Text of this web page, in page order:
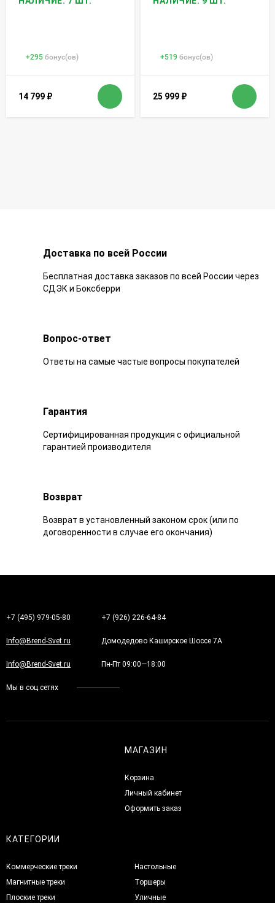
+295 бонус(ов)
14 799 ₽
+519 бонус(ов)
25 999 ₽
Доставка по всей России
Бесплатная доставка заказов по всей России через
СДЭК и Боксберри
Вопрос-ответ
Ответы на самые частые вопросы покупателей
Гарантия
Сертифицированная продукция с официальной
гарантией производителя
Возврат
Возврат в установленный законом срок (или по
договоренности в случае его окончания)
+7 (495) 979-05-80 +7 (926) 226-64-84
Info@Brend-Svet.ru Домодедово Каширское Шоссе 7А
Info@Brend-Svet.ru Пн-Пт 09:00—18:00
Мы в соц.сетях
МАГАЗИН
Корзина
Личный кабинет
Оформить заказ
КАТЕГОРИИ
Коммерческие треки
Магнитные треки
Плоские треки
Настольные
Торшеры
Уличные